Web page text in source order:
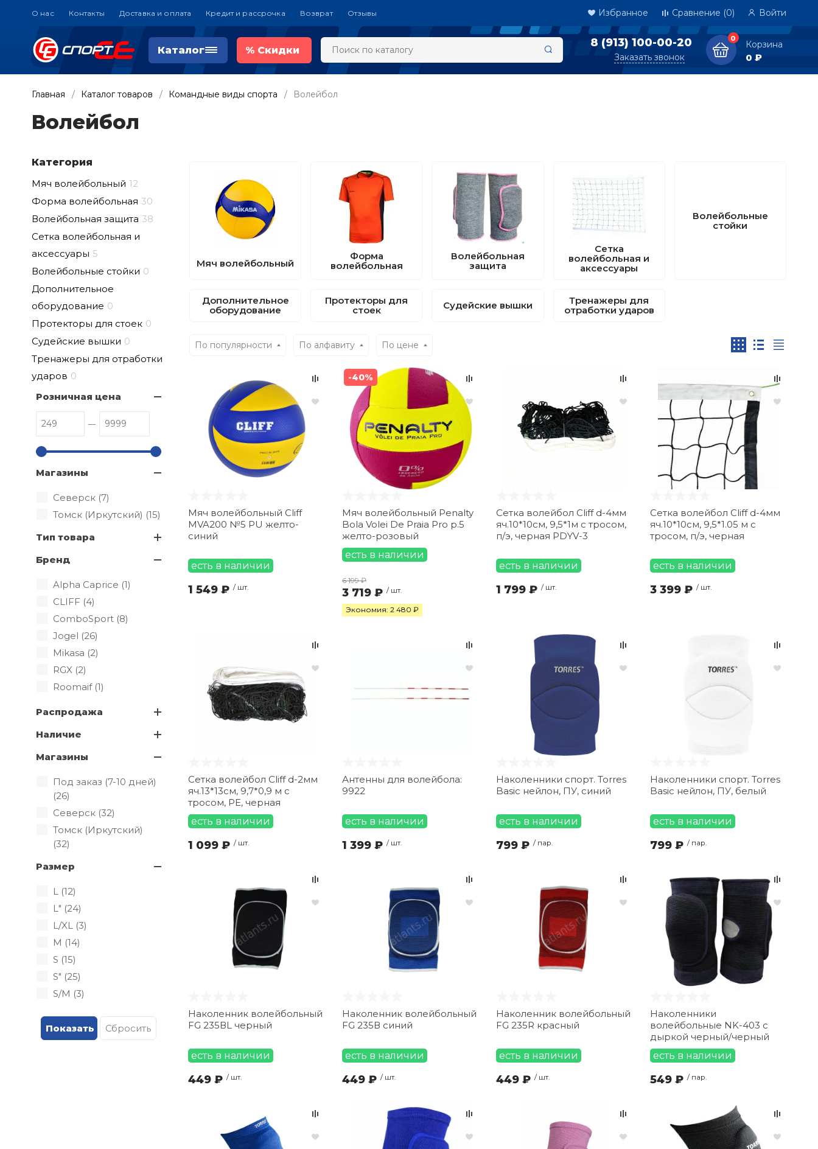
О нас Контакты Доставка и оплата Кредит и рассрочка Возврат Отзывы Избранное Сравнение (0) Войти
Каталог % Скидки
8 (913) 100-00-20
Заказать звонок
0
Корзина
0 ₽
Главная Каталог товаров Командные виды спорта Волейбол
Волейбол
Категория
Мяч волейбольный 12
Форма волейбольная 30
Волейбольная защита 38
Сетка волейбольная и
аксессуары 5
Волейбольные стойки 0
Дополнительное
оборудование 0
Протекторы для стоек 0
Судейские вышки 0
Тренажеры для отработки
ударов 0
Розничная цена
Магазины
Северск (7)
Томск (Иркутский) (15)
Тип товара
Бренд
Alpha Caprice (1)
CLIFF (4)
ComboSport (8)
Jogel (26)
Mikasa (2)
RGX (2)
Roomaif (1)
Распродажа
Наличие
Магазины
Под заказ (7-10 дней)
(26)
Северск (32)
Томск (Иркутский)
(32)
Размер
L (12)
L" (24)
L/XL (3)
M (14)
S (15)
S" (25)
S/M (3)
XL" (12)
Мяч волейбольный
Форма
волейбольная
Волейбольная
защита
Сетка
волейбольная и
аксессуары
Волейбольные
стойки
Дополнительное
оборудование
Протекторы для
стоек
Судейские вышки
Тренажеры для
отработки ударов
По популярности По алфавиту По цене
Мяч волейбольный Cliff
MVA200 №5 PU желто-
синий
есть в наличии
1 549 ₽ / шт.
-40%
Мяч волейбольный Penalty
Bola Volei De Praia Pro р.5
желто-розовый
есть в наличии
6 199 ₽
3 719 ₽ / шт.
Экономия: 2 480 ₽
Сетка волейбол Cliff d-4мм
яч.10*10см, 9,5*1м с тросом,
п/э, черная PDYV-3
есть в наличии
1 799 ₽ / шт.
Сетка волейбол Cliff d-4мм
яч.10*10см, 9,5*1.05 м с
тросом, п/э, черная
есть в наличии
3 399 ₽ / шт.
Сетка волейбол Cliff d-2мм
яч.13*13см, 9,7*0,9 м с
тросом, РЕ, черная
есть в наличии
1 099 ₽ / шт.
Антенны для волейбола:
9922
есть в наличии
1 399 ₽ / шт.
Наколенники спорт. Torres
Basic нейлон, ПУ, синий
есть в наличии
799 ₽ / пар.
Наколенники спорт. Torres
Basic нейлон, ПУ, белый
есть в наличии
799 ₽ / пар.
Наколенник волейбольный
FG 235ВL черный
есть в наличии
449 ₽ / шт.
Наколенник волейбольный
FG 235В синий
есть в наличии
449 ₽ / шт.
Наколенник волейбольный
FG 235R красный
есть в наличии
449 ₽ / шт.
Наколенники
волейбольные NK-403 с
дыркой черный/черный
есть в наличии
549 ₽ / пар.